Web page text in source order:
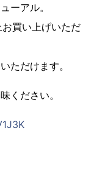
ーアル。
買い上げいただ
ただけます。
ください。